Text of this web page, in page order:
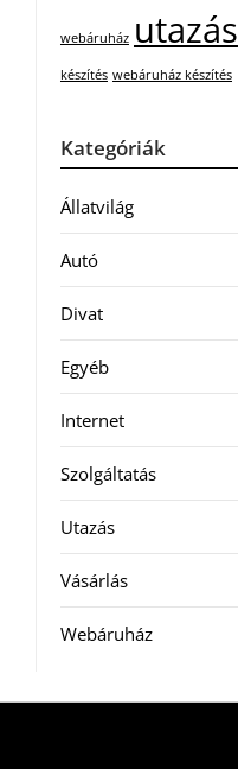
webáruház utazás
készítés webáruház készítés
Kategóriák
Állatvilág
Autó
Divat
Egyéb
Internet
Szolgáltatás
Utazás
Vásárlás
Webáruház